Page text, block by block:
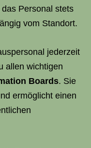
Personal stets
vom Standort.
jederzeit
allen wichtigen
Boards. Sie
ermöglicht einen